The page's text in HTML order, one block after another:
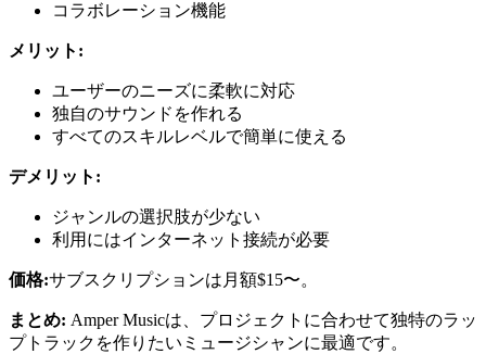
コラボレーション機能
メリット:
ユーザーのニーズに柔軟に対応
独自のサウンドを作れる
すべてのスキルレベルで簡単に使える
デメリット:
ジャンルの選択肢が少ない
利用にはインターネット接続が必要
価格:サブスクリプションは月額$15〜。
まとめ: Amper Musicは、プロジェクトに合わせて独特のラッ
プトラックを作りたいミュージシャンに最適です。